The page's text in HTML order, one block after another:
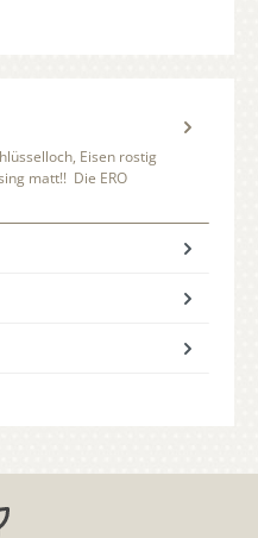
Eisen rostig
matt!! Die ERO